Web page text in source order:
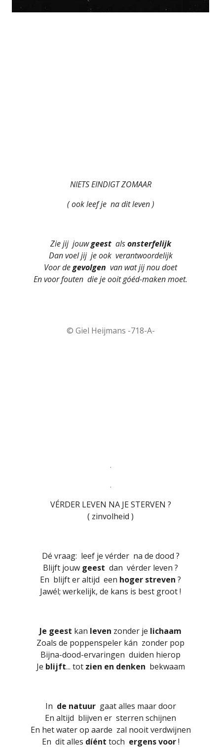
NIETS EINDIGT ZOMAAR
( ook leef je na dit leven )
Zie jij jouwgeestalsonsterfelijk
Dan voel jij je ook verantwoordelijk
Voor degevolgen van wat jij nou doet
En voor fouten die je ooit góéd-maken moet.
© Giel Heijmans -718-A-
.
.
VÉRDER LEVEN NA JE STERVEN ?
( zinvolheid )
Dé vraag: leef je vérder na de dood ?
Blijft jouw geest dan vérder leven ?
En blijft er altijd een hoger streven ?
Jawél; werkelijk, de kans is best groot !
Je geest kan leven zonder je lichaam
Zoals de poppenspeler kán zonder pop
Bijna-dood-ervaringen duiden hierop
Je blijft... tot zien en denken bekwaam
In de natuurgaat alles maar door
En altijd blijven er sterren schijnen
En het water op aarde zal nooit verdwijnen
En dit alles díént toch ergens voor!